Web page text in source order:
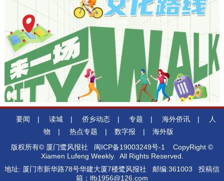
要闻 | 读城 | 侨乡动态 | 专题 | 海外侨讯 |
人
物
| 热点专题 | 数字报 |
海外版
版权所有© 厦门鹭风报社 闽ICP备19003249号-1
CopyRight ©
Xiamen Lufeng Weekly. All Rights Reserved.
地址: 厦门市新华路78号华建大厦7楼鹭风报社 邮编:361003 投稿信
箱：lfb1956@126.com